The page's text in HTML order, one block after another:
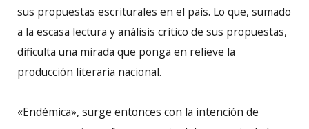
sus propuestas escriturales en el país. Lo que, sumado
a la escasa lectura y análisis crítico de sus propuestas,
dificulta una mirada que ponga en relieve la
producción literaria nacional.
«Endémica», surge entonces con la intención de